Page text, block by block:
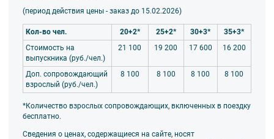
(период действия цены - заказ до 15.02.2026)
Кол-во чел. 20+2* 25+2* 30+3*
35+3*
Стоимость на
выпускника (руб./чел.)
21 100 19 200 17 600 16 200
Доп. сопровождающий
взрослый (руб./чел.)
8 100 8 100 8 100 8 100
*Количество взрослых сопровождающих, включенных в поездку
бесплатно.
Сведения о ценах, содержащиеся на сайте, носят